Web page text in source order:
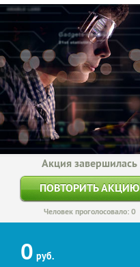
Акция завершилась
ПОВТОРИТЬ АКЦИЮ
Человек проголосовало: 0
0 руб.